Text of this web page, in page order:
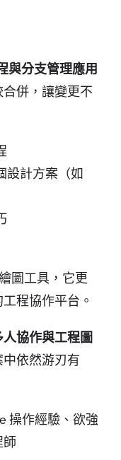
與分支管理應用
併，讓變更不
設計方案（如
圖工具，它更
程協作平台。
協作與工程圖
中依然游刃有
操作經驗、欲強
師